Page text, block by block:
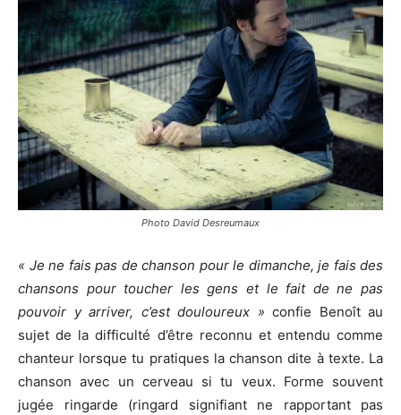
Photo David Desreumaux
« Je ne fais pas de chanson pour le dimanche, je fais des
chansons pour toucher les gens et le fait de ne pas
pouvoir y arriver, c’est douloureux » confie Benoît au
sujet de la difficulté d’être reconnu et entendu comme
chanteur lorsque tu pratiques la chanson dite à texte. La
chanson avec un cerveau si tu veux. Forme souvent
jugée ringarde (ringard signifiant ne rapportant pas